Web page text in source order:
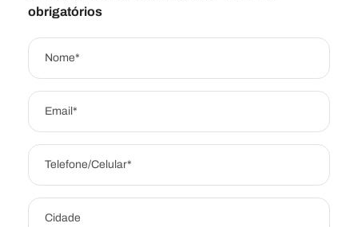
obrigatórios
Nome*
Email*
Telefone/Celular*
Cidade